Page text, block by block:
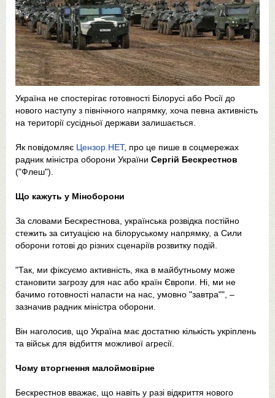
Україна не спостерігає готовності Білорусі або Росії до
нового наступу з північного напрямку, хоча певна активність
на території сусідньої держави залишається.
Як повідомляє Цензор.НЕТ, про це пише в соцмережах
радник міністра оборони України Сергій Бескрестнов
("Флеш").
Що кажуть у Міноборони
За словами Бескрестнова, українська розвідка постійно
стежить за ситуацією на білоруському напрямку, а Сили
оборони готові до різних сценаріїв розвитку подій.
"Так, ми фіксуємо активність, яка в майбутньому може
становити загрозу для нас або країн Європи. Ні, ми не
бачимо готовності напасти на нас, умовно "завтра"", –
зазначив радник міністра оборони.
Він наголосив, що Україна має достатню кількість укріплень
та військ для відбиття можливої агресії.
Чому вторгнення малоймовірне
Бескрестнов вважає, що навіть у разі відкриття нового